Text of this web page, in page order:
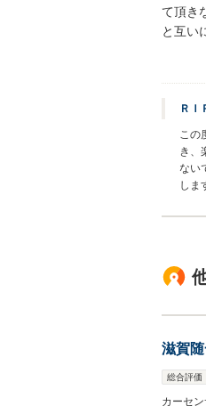
て頂き
と互い
Ｒ
この
き、
ない
しま
滋賀随
総合評価
カーセ